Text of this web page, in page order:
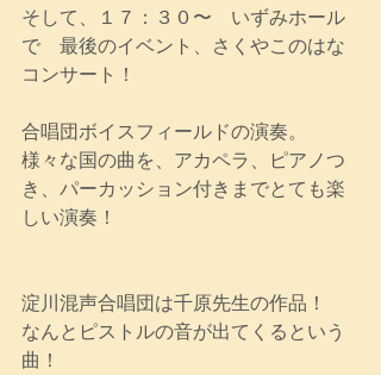
そして、１７：３０〜　いずみホール
で　最後のイベント、さくやこのはな
コンサート！
合唱団ボイスフィールドの演奏。
様々な国の曲を、アカペラ、ピアノつ
き、パーカッション付きまでとても楽
しい演奏！
淀川混声合唱団は千原先生の作品！
なんとピストルの音が出てくるという
曲！